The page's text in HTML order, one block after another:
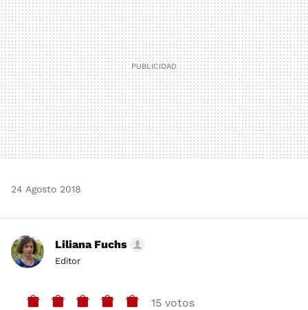
24 Agosto 2018
Liliana Fuchs
Editor
15 votos